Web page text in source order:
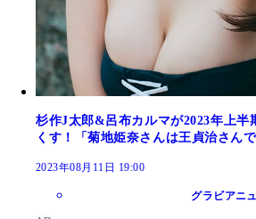
杉作J太郎&呂布カルマが2023年上半
くす！「菊地姫奈さんは王貞治さんで
2023年08月11日 19:00
グラビアニ